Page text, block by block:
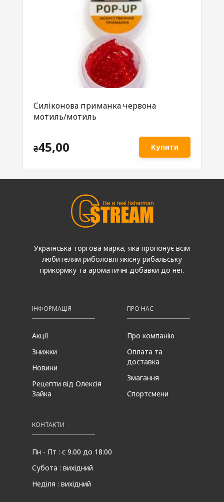
Силіконова приманка червона
мотиль/мотиль
₴45,00 Купити
Українська торгова марка, яка пропонує всім
любителям риболовлі якісну рибальську
прикормку та ароматичні добавки до неї.
ІНФОРМАЦІЯ
Акції
Знижки
Новини
Рецепти від Олексія
Зайка
ПРО НАС
Про компанію
Оплата та
доставка
Змагання
Спортсмени
КОНТАКТИ
Пн - Пт : с 9.00 до 18:00
Субота : вихідний
Неділя : вихідний